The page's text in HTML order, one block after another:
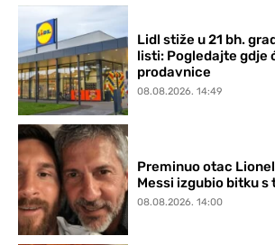
Lidl stiže u 21 bh.
listi: Pogledajte gdje
prodavnice
08.08.2026. 14:49
Preminuo otac
Messi izgubio bitku
08.08.2026. 14:00